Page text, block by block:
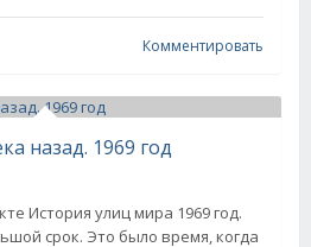
Комментировать
назад. 1969 год
История улиц мира 1969 год.
срок. Это было время, когда